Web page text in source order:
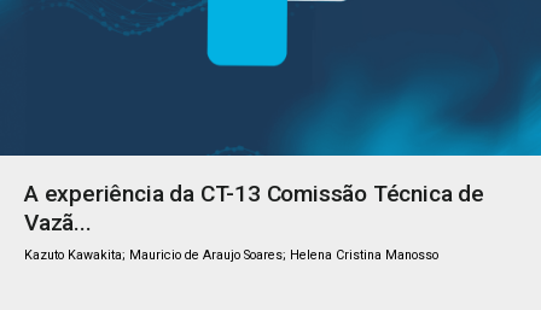
A experiência da CT-13 Comissão Técnica de
Vazã...
Kazuto Kawakita; Mauricio de Araujo Soares; Helena Cristina Manosso